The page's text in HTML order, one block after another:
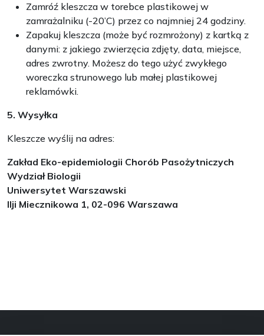
Zamróź kleszcza w torebce plastikowej w
zamrażalniku (-20’C) przez co najmniej 24 godziny.
Zapakuj kleszcza (może być rozmrożony) z kartką z
danymi: z jakiego zwierzęcia zdjęty, data, miejsce,
adres zwrotny. Możesz do tego użyć zwykłego
woreczka strunowego lub małej plastikowej
reklamówki.
5. Wysyłka
Kleszcze wyślij na adres:
Zakład Eko-epidemiologii Chorób Pasożytniczych
Wydział Biologii
Uniwersytet Warszawski
Ilji Miecznikowa 1, 02-096 Warszawa